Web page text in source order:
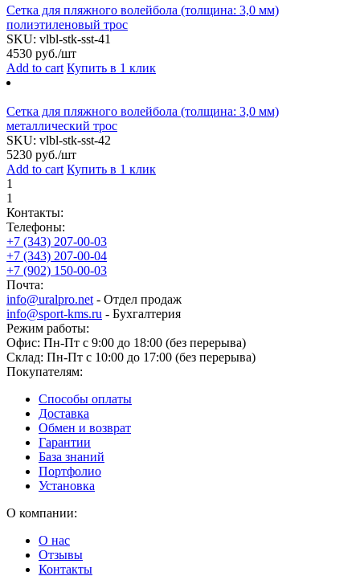
Сетка для пляжного волейбола (толщина: 3,0 мм)
полиэтиленовый трос
SKU: vlbl-stk-sst-41
4530 руб./шт
Add to cart Купить в 1 клик
Сетка для пляжного волейбола (толщина: 3,0 мм)
металлический трос
SKU: vlbl-stk-sst-42
5230 руб./шт
Add to cart Купить в 1 клик
1
1
Контакты:
Телефоны:
+7 (343) 207-00-03
+7 (343) 207-00-04
+7 (902) 150-00-03
Почта:
info@uralpro.net - Отдел продаж
info@sport-kms.ru - Бухгалтерия
Режим работы:
Офис: Пн-Пт с 9:00 до 18:00 (без перерыва)
Склад: Пн-Пт с 10:00 до 17:00 (без перерыва)
Покупателям:
Способы оплаты
Доставка
Обмен и возврат
Гарантии
База знаний
Портфолио
Установка
О компании:
О нас
Отзывы
Контакты